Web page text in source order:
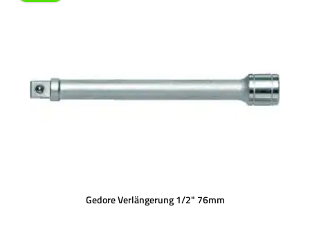
Gedore Verlängerung 1/2" 76mm